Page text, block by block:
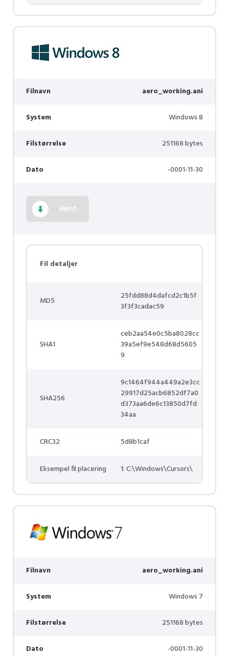
Filnavn aero_working.ani
System Windows 8
Filstørrelse 251168 bytes
Dato -0001-11-30
Hent
Fil detaljer
MD5
25fdd88d4dafcd2c1b5f
3f3f3cadac59
SHA1
ceb2aa54e0c5ba8028cc
39a5ef9e548d68d5605
9
SHA256
9c1464f944a449a2e3cc
29917d25acb6852df7a0
d373aa6de6c13850d7fd
34aa
CRC32 5d8b1caf
Eksempel fil placering 1: C:\Windows\Cursors\
Filnavn aero_working.ani
System Windows 7
Filstørrelse 251168 bytes
Dato -0001-11-30